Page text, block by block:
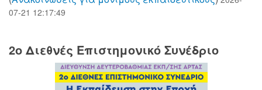
07-21 12:17:49
2o Διεθνές Επιστημονικό Συνέδριο